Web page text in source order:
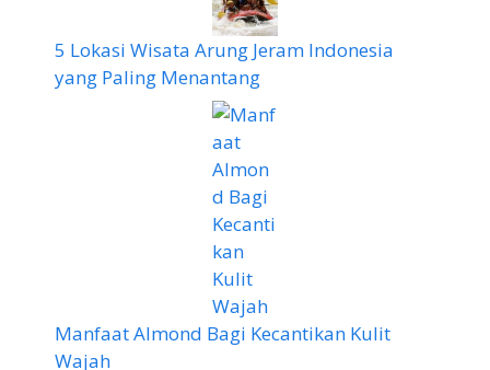
5 Lokasi Wisata Arung Jeram Indonesia
yang Paling Menantang
Manfaat Almond Bagi Kecantikan Kulit
Wajah